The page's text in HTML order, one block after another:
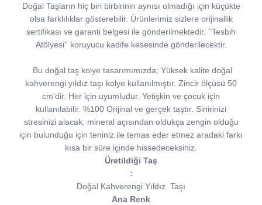
Doğal Taşların hiç biri birbirinin aynısı olmadığı için küçükte
olsa farklılıklar gösterebilir. Ürünlerimiz sizlere orijinallik
sertifikası ve garanti belgesi ile gönderilmektedir. ''Tesbih
Atölyesi'' koruyucu kadife kesesinde gönderilecektir.
Bu doğal taş kolye tasarımımızda; Yüksek kalite doğal
kahverengi yıldız taşı kolye kullanılmıştır. Zincir ölçüsü 50
cm'dir. Her için uyumludur. Yetişkin ve çocuk için
kullanılabilir. %100 Orijinal ve gerçek taştır. Sinirinizi
stresinizi alacak, mineral açısından oldukça zengin olduğu
için bulunduğu için teniniz ile temas eder etmez aradaki farkı
kısa bir süre içinde hissedeceksiniz.
Üretildiği Taş
:
Doğal Kahverengi Yıldız Taşı
Ana Renk